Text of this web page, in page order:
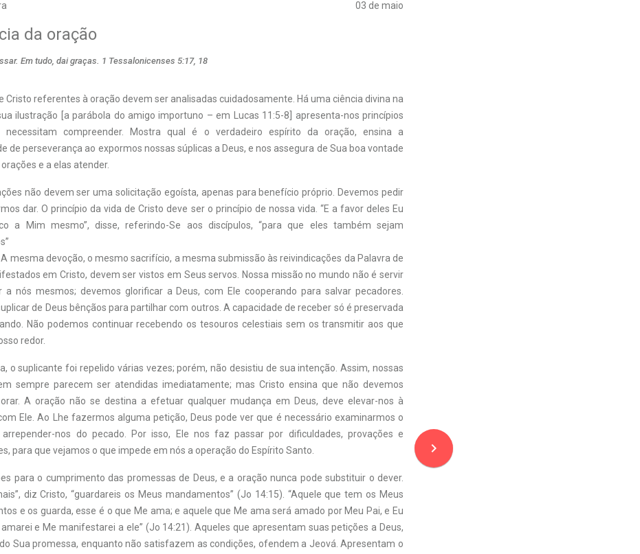
03 de maio
da oração
Em tudo, dai graças. 1 Tessalonicenses 5:17, 18
Cristo referentes à oração devem ser analisadas cuidadosamente. Há uma ciência divina na
ilustração [a parábola do amigo importuno – em Lucas 11:5-8] apresenta-nos princípios
necessitam compreender. Mostra qual é o verdadeiro espírito da oração, ensina a
de perseverança ao expormos nossas súplicas a Deus, e nos assegura de Sua boa vontade
e a elas atender.
não devem ser uma solicitação egoísta, apenas para benefício próprio. Devemos pedir
dar. O princípio da vida de Cristo deve ser o princípio de nossa vida. “E a favor deles Eu
a Mim mesmo”, disse, referindo-Se aos discípulos, “para que eles também sejam
mesma devoção, o mesmo sacrifício, a mesma submissão às reivindicações da Palavra de
em Cristo, devem ser vistos em Seus servos. Nossa missão no mundo não é servir
a nós mesmos; devemos glorificar a Deus, com Ele cooperando para salvar pecadores.
de Deus bênçãos para partilhar com outros. A capacidade de receber só é preservada
Não podemos continuar recebendo os tesouros celestiais sem os transmitir aos que
redor.
o suplicante foi repelido várias vezes; porém, não desistiu de sua intenção. Assim, nossas
sempre parecem ser atendidas imediatamente; mas Cristo ensina que não devemos
A oração não se destina a efetuar qualquer mudança em Deus, deve elevar-nos à
Ele. Ao Lhe fazermos alguma petição, Deus pode ver que é necessário examinarmos o
nos do pecado. Por isso, Ele nos faz passar por dificuldades, provações e
para que vejamos o que impede em nós a operação do Espírito Santo.
para o cumprimento das promessas de Deus, e a oração nunca pode substituir o dever.
diz Cristo, “guardareis os Meus mandamentos” (Jo 14:15). “Aquele que tem os Meus
e os guarda, esse é o que Me ama; e aquele que Me ama será amado por Meu Pai, e Eu
e Me manifestarei a ele” (Jo 14:21). Aqueles que apresentam suas petições a Deus,
Sua promessa, enquanto não satisfazem as condições, ofendem a Jeová. Apresentam o
navigate_next